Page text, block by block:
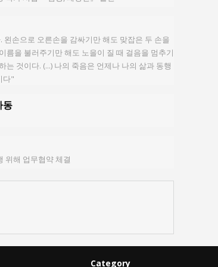
손으로 오른손을 감싸기만 해도 맞잡은 두 손을
름을 불러주기만 해도 노을이 질 때 걸음을 멈추기
것이다. (...) 나의 죽음은 언제나 나의 삶과 동행
다"
동
위해 업무협약 체결
Category